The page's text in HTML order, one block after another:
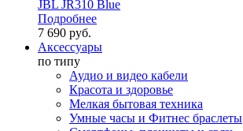
JBL JR310 Blue
Подробнее
7 690 руб.
Аксессуары
по типу
Аудио и видео кабели
Красота и здоровье
Мелкая бытовая техника
Умные часы и Фитнес браслеты